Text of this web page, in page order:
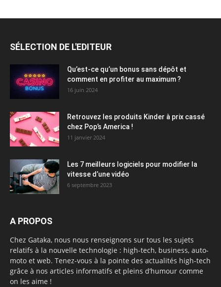
SÉLECTION DE L'EDITEUR
Qu’est-ce qu’un bonus sans dépôt et
comment en profiter au maximum ?
16 juin 2024
Retrouvez les produits Kinder à prix cassé
chez Pop’s America !
11 janvier 2024
Les 7 meilleurs logiciels pour modifier la
vitesse d’une vidéo
6 septembre 2023
A PROPOS
Chez Gataka, nous nous renseignons sur tous les sujets
relatifs à la nouvelle technologie : high-tech, business, auto-
moto et web. Tenez-vous à la pointe des actualités high-tech
grâce à nos articles informatifs et pleins d’humour comme
on les aime !